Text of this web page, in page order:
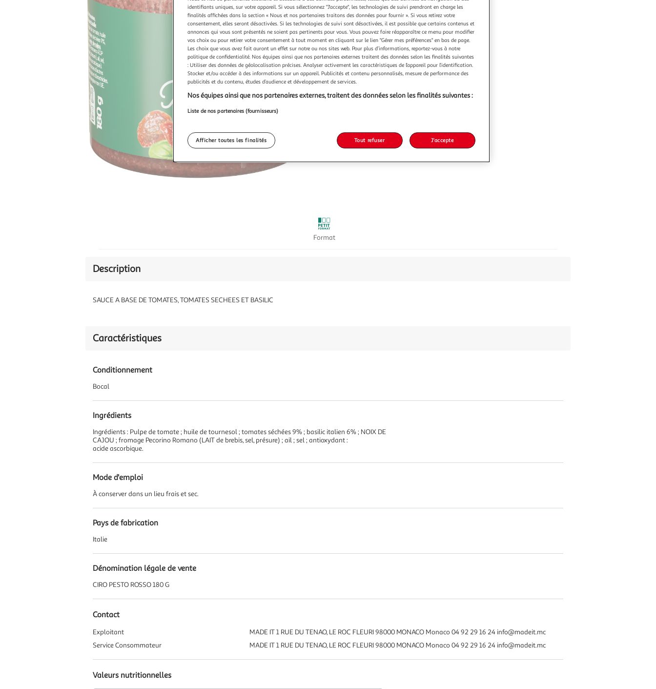
Format
Description
SAUCE A BASE DE TOMATES, TOMATES SECHEES ET BASILIC
Caractéristiques
Conditionnement
Bocal
Ingrédients
Ingrédients : Pulpe de tomate ; huile de tournesol ; tomates séchées 9% ; basilic italien 6% ; NOIX DE
CAJOU ; fromage Pecorino Romano (LAIT de brebis, sel, présure) ; ail ; sel ; antioxydant :
acide ascorbique.
Mode d'emploi
À conserver dans un lieu frais et sec.
Pays de fabrication
Italie
Dénomination légale de vente
CIRO PESTO ROSSO 180 G
Contact
Exploitant
MADE IT 1 RUE DU TENAO, LE ROC FLEURI 98000 MONACO Monaco 04 92 29 16 24 info@madeit.mc
Service Consommateur
MADE IT 1 RUE DU TENAO, LE ROC FLEURI 98000 MONACO Monaco 04 92 29 16 24 info@madeit.mc
Valeurs nutritionnelles
identifiants uniques, sur votre appareil. Si vous sélectionnez "J'accepte", les technologies de suivi prendront en charge les
finalités affichées dans la section « Nous et nos partenaires traitons des données pour fournir ». Si vous retirez votre
consentement, elles seront désactivées. Si les technologies de suivi sont désactivées, il est possible que certains contenus et
annonces qui vous sont présentés ne soient pas pertinents pour vous. Vous pouvez faire réapparaître ce menu pour modifier
vos choix ou pour retirer votre consentement à tout moment en cliquant sur le lien "Gérer mes préférences" en bas de page.
Les choix que vous avez fait auront un effet sur notre ou nos sites web. Pour plus d’informations, reportez-vous à notre
politique de confidentialité. Nos équipes ainsi que nos partenaires externes traitent des données selon les finalités suivantes
: Utiliser des données de géolocalisation précises. Analyser activement les caractéristiques de l’appareil pour l’identification.
Stocker et/ou accéder à des informations sur un appareil. Publicités et contenu personnalisés, mesure de performance des
publicités et du contenu, études d’audience et développement de services.
Nos équipes ainsi que nos partenaires externes, traitent des données selon les finalités suivantes :
Liste de nos partenaires (fournisseurs)
Afficher toutes les finalités Tout refuser J'accepte